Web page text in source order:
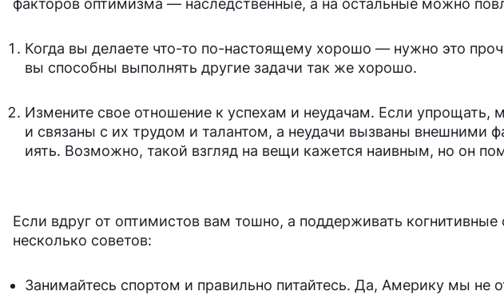
факторов оптимизма — наследственные, а на остальные можно
Когда вы делаете что-то по-настоящему хорошо — нужно это
вы способны выполнять другие задачи так же хорошо.
Измените свое отношение к успехам и неудачам. Если упрощать,
и связаны с их трудом и талантом, а неудачи вызваны внешними
иять. Возможно, такой взгляд на вещи кажется наивным, но он
Если вдруг от оптимистов вам тошно, а поддерживать
несколько советов:
Занимайтесь спортом и правильно питайтесь. Да, Америку мы не